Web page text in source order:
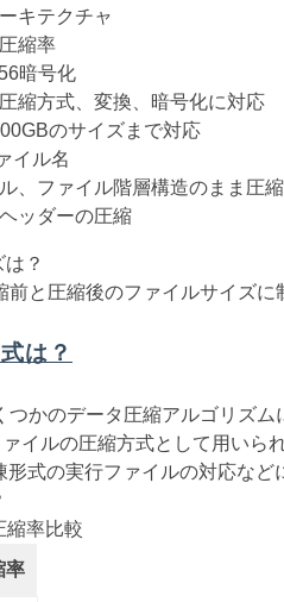
キテクチャ
縮率
暗号化
縮方式、変換、暗号化に対応
のサイズまで対応
イル名
、ファイル階層構造のまま圧
ッダーの圧縮
？
前と圧縮後のファイルサイズに
は？
つかのデータ圧縮アルゴリズ
イルの圧縮方式として用いら
式の実行ファイルの対応など
縮率比較
率